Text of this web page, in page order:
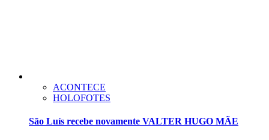
ACONTECE
HOLOFOTES
São Luís recebe novamente VALTER HUGO MÃE